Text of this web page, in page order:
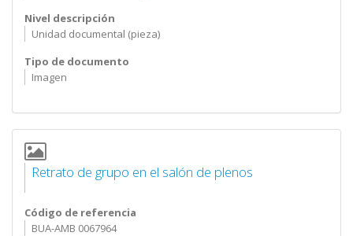
Nivel descripción
Unidad documental (pieza)
Tipo de documento
Imagen
Retrato de grupo en el salón de plenos
Código de referencia
BUA-AMB 0067964